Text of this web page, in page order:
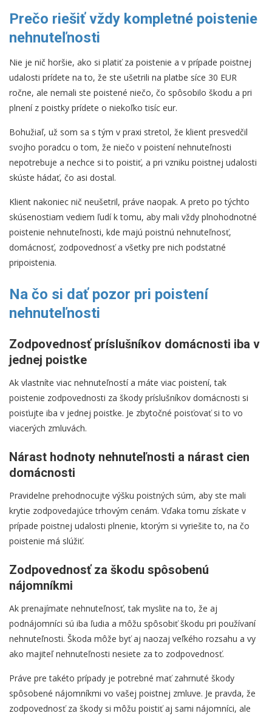
Prečo riešiť vždy kompletné poistenie
nehnuteľnosti
Nie je nič horšie, ako si platiť za poistenie a v prípade poistnej
udalosti prídete na to, že ste ušetrili na platbe síce 30 EUR
ročne, ale nemali ste poistené niečo, čo spôsobilo škodu a pri
plnení z poistky prídete o niekoľko tisíc eur.
Bohužiaľ, už som sa s tým v praxi stretol, že klient presvedčil
svojho poradcu o tom, že niečo v poistení nehnuteľnosti
nepotrebuje a nechce si to poistiť, a pri vzniku poistnej udalosti
skúste hádať, čo asi dostal.
Klient nakoniec nič neušetril, práve naopak. A preto po týchto
skúsenostiam vediem ľudí k tomu, aby mali vždy plnohodnotné
poistenie nehnuteľnosti, kde majú poistnú nehnuteľnosť,
domácnosť, zodpovednosť a všetky pre nich podstatné
pripoistenia.
Na čo si dať pozor pri poistení
nehnuteľnosti
Zodpovednosť príslušníkov domácnosti iba v
jednej poistke
Ak vlastníte viac nehnuteľností a máte viac poistení, tak
poistenie zodpovednosti za škody príslušníkov domácnosti si
poisťujte iba v jednej poistke. Je zbytočné poisťovať si to vo
viacerých zmluvách.
Nárast hodnoty nehnuteľnosti a nárast cien
domácnosti
Pravidelne prehodnocujte výšku poistných súm, aby ste mali
krytie zodpovedajúce trhovým cenám. Vďaka tomu získate v
prípade poistnej udalosti plnenie, ktorým si vyriešite to, na čo
poistenie má slúžiť.
Zodpovednosť za škodu spôsobenú
nájomníkmi
Ak prenajímate nehnuteľnosť, tak myslite na to, že aj
podnájomníci sú iba ľudia a môžu spôsobiť škodu pri používaní
nehnuteľnosti. Škoda môže byť aj naozaj veľkého rozsahu a vy
ako majiteľ nehnuteľnosti nesiete za to zodpovednosť.
Práve pre takéto prípady je potrebné mať zahrnuté škody
spôsobené nájomníkmi vo vašej poistnej zmluve. Je pravda, že
zodpovednosť za škody si môžu poistiť aj sami nájomníci, ale